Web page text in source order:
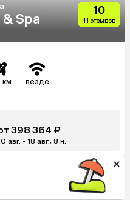
Spa
10
11 отзывов
км везде
398 364 ₽
авг. - 18 авг., 8 н.